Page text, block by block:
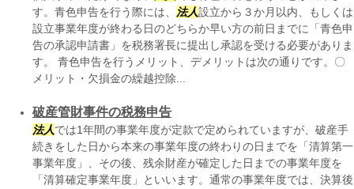
す。青色申告を行う際には、
法人設立から３か月以内、もしくは
設立事業年度が終わる日のどちらか早い方の前日までに「青色申
告の承認申請書」を税務署長に提出し承認を受ける必要がありま
す。 青色申告を行うメリット、デメリットは次の通りです。〇
メリット・欠損金の繰越控除...
破産管財事件の税務申告
法人では1年間の事業年度が定款で定められていますが、破産手
続きをした日から本来の事業年度の終わりの日までを「清算第一
事業年度」、その後、残余財産が確定した日までの事業年度を
「清算確定事業年度」といいます。通常の事業年度では、決算後